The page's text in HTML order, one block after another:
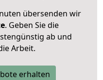
übersenden wir
. Geben Sie die
ab und
Arbeit.
erhalten